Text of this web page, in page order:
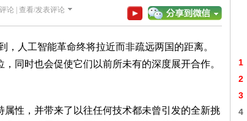
论 | 查看/发表评论
，人工智能革命终将拉近而非疏远两国的距离。
同时也会促使它们以前所未有的深度展开合作。
性，并带来了以往任何技术都未曾引发的全新挑
1
2
3
4